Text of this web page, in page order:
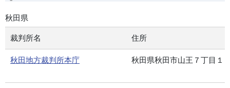
秋田県
裁判所名 住所
秋田地方裁判所本庁 秋田県秋田市山王７丁目１